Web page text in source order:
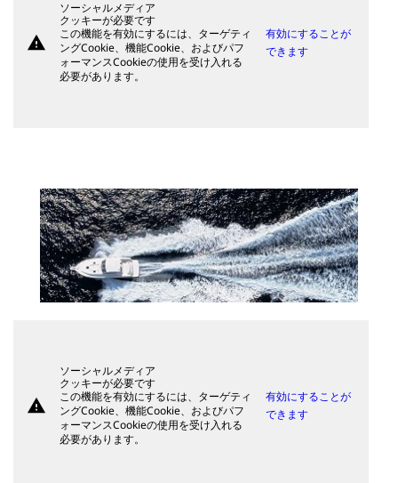
warning
ソーシャルメディア
クッキーが必要です
この機能を有効にするには、ターゲティ
ングCookie、機能Cookie、およびパフ
ォーマンスCookieの使用を受け入れる
必要があります。
有効にすることが
できます
warning
ソーシャルメディア
クッキーが必要です
この機能を有効にするには、ターゲティ
ングCookie、機能Cookie、およびパフ
ォーマンスCookieの使用を受け入れる
必要があります。
有効にすることが
できます